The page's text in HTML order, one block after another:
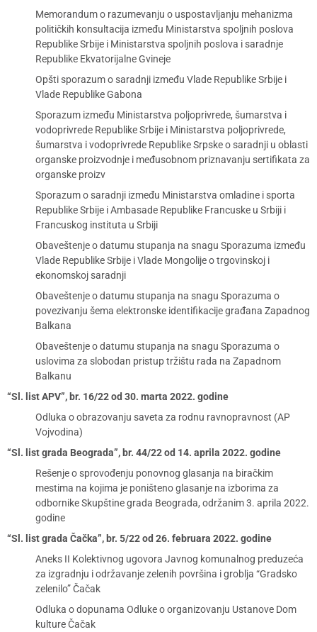
Memorandum o razumevanju o uspostavljanju mehanizma
političkih konsultacija između Ministarstva spoljnih poslova
Republike Srbije i Ministarstva spoljnih poslova i saradnje
Republike Ekvatorijalne Gvineje
Opšti sporazum o saradnji između Vlade Republike Srbije i
Vlade Republike Gabona
Sporazum između Ministarstva poljoprivrede, šumarstva i
vodoprivrede Republike Srbije i Ministarstva poljoprivrede,
šumarstva i vodoprivrede Republike Srpske o saradnji u oblasti
organske proizvodnje i međusobnom priznavanju sertifikata za
organske proizv
Sporazum o saradnji između Ministarstva omladine i sporta
Republike Srbije i Ambasade Republike Francuske u Srbiji i
Francuskog instituta u Srbiji
Obaveštenje o datumu stupanja na snagu Sporazuma između
Vlade Republike Srbije i Vlade Mongolije o trgovinskoj i
ekonomskoj saradnji
Obaveštenje o datumu stupanja na snagu Sporazuma o
povezivanju šema elektronske identifikacije građana Zapadnog
Balkana
Obaveštenje o datumu stupanja na snagu Sporazuma o
uslovima za slobodan pristup tržištu rada na Zapadnom
Balkanu
“Sl. list APV”, br. 16/22 od 30. marta 2022. godine
Odluka o obrazovanju saveta za rodnu ravnopravnost (AP
Vojvodina)
“Sl. list grada Beograda”, br. 44/22 od 14. aprila 2022. godine
Rešenje o sprovođenju ponovnog glasanja na biračkim
mestima na kojima je poništeno glasanje na izborima za
odbornike Skupštine grada Beograda, održanim 3. aprila 2022.
godine
“Sl. list grada Čačka”, br. 5/22 od 26. februara 2022. godine
Aneks II Kolektivnog ugovora Javnog komunalnog preduzeća
za izgradnju i održavanje zelenih površina i groblja “Gradsko
zelenilo” Čačak
Odluka o dopunama Odluke o organizovanju Ustanove Dom
kulture Čačak